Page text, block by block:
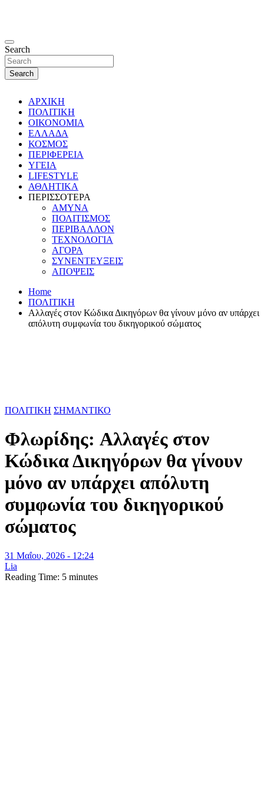
Search
Search
ΑΡΧΙΚΗ
ΠΟΛΙΤΙΚΗ
ΟΙΚΟΝΟΜΙΑ
ΕΛΛΑΔΑ
ΚΟΣΜΟΣ
ΠΕΡΙΦΕΡΕΙΑ
ΥΓΕΙΑ
LIFESTYLE
ΑΘΛΗΤΙΚΑ
ΠΕΡΙΣΣΟΤΕΡΑ
ΑΜΥΝΑ
ΠΟΛΙΤΙΣΜΟΣ
ΠΕΡΙΒΑΛΛΟΝ
ΤΕΧΝΟΛΟΓΙΑ
ΑΓΟΡΑ
ΣΥΝΕΝΤΕΥΞΕΙΣ
ΑΠΟΨΕΙΣ
Home
ΠΟΛΙΤΙΚΗ
Aλλαγές στον Κώδικα Δικηγόρων θα γίνουν μόνο αν υπάρχει
απόλυτη συμφωνία του δικηγορικού σώματος
ΠΟΛΙΤΙΚΗ ΣΗΜΑΝΤΙΚΟ
Φλωρίδης: Aλλαγές στον
Κώδικα Δικηγόρων θα γίνουν
μόνο αν υπάρχει απόλυτη
συμφωνία του δικηγορικού
σώματος
31 Μαΐου, 2026 - 12:24
Lia
Reading Time: 5 minutes